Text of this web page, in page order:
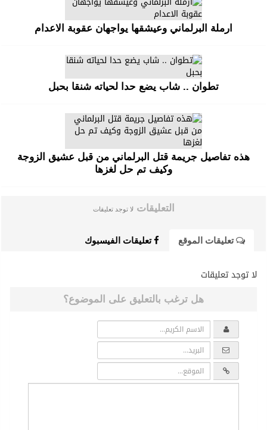
ارملة البرلماني وعيشقها يواجهان عقوبة الاعدام
تطوان .. شاب يضع حدا لحياته شنقا بحبل
هذه تفاصيل جريمة قتل البرلماني من قبل عشيق الزوجة
وكيف تم حل لغزها
التعليقات لا توجد تعليقات
تعليقات الموقع تعليقات الفيسبوك
لا توجد تعليقات
هل ترغب بالتعليق على الموضوع؟